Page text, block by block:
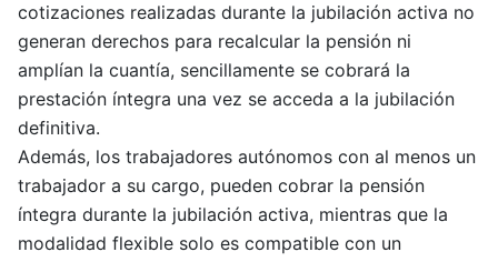
cotizaciones realizadas durante la jubilación activa no
generan derechos para recalcular la pensión ni
amplían la cuantía, sencillamente se cobrará la
prestación íntegra una vez se acceda a la jubilación
definitiva.
Además, los trabajadores autónomos con al menos un
trabajador a su cargo, pueden cobrar la pensión
íntegra durante la jubilación activa, mientras que la
modalidad flexible solo es compatible con un